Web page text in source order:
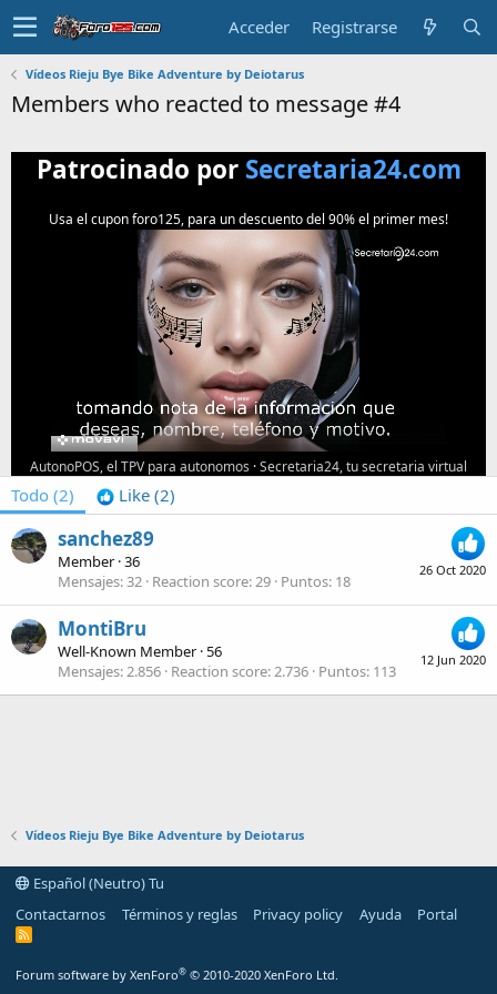
Acceder Registrarse
Vídeos Rieju Bye Bike Adventure by Deiotarus
Members who reacted to message #4
Patrocinado por Secretaria24.com
Usa el cupon foro125, para un descuento del 90% el primer mes!
AutonoPOS, el TPV para autonomos ·Secretaria24, tu secretaria virtual
Todo (2) Like (2)
26 Oct 2020
sanchez89
Member ·36
Mensajes 32 Reaction score 29 Puntos 18
12 Jun 2020
MontiBru
Well-Known Member ·56
Mensajes 2.856 Reaction score 2.736 Puntos 113
Vídeos Rieju Bye Bike Adventure by Deiotarus
Español (Neutro) Tu
Contactarnos
Términos y reglas Privacy policy Ayuda Portal
R
Forum software by XenForo® © 2010-2020 XenForo Ltd.